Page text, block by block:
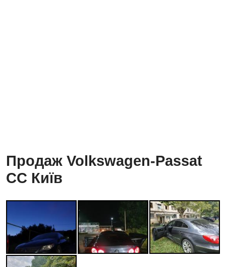
Продаж Volkswagen-Passat
CC Київ